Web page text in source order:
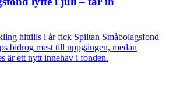
hittills i år fick Spiltan Småbolagsfond
bidrog mest till uppgången, medan
är ett nytt innehav i fonden.